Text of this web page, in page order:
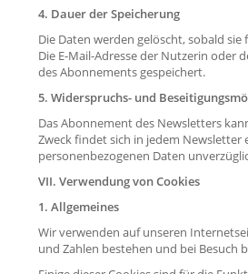
4. Dauer der Speicherung
Die Daten werden gelöscht, sobald
Die E-Mail-Adresse der Nutzerin oder
des Abonnements gespeichert.
5. Widerspruchs- und
Das Abonnement des Newsletters
Zweck findet sich in jedem
personenbezogenen Daten
VII. Verwendung von Cookies
1. Allgemeines
Wir verwenden auf unseren
und Zahlen bestehen und bei